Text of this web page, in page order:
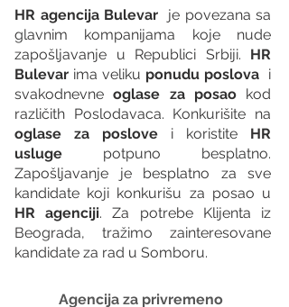
HR agencija Bulevar
  je povezana sa
glavnim kompanijama koje nude
zapošljavanje u Republici Srbiji. HR
Bulevar ima veliku ponudu poslova
  i
svakodnevne oglase za posao kod
oglase za poslove i koristite HR
usluge potpuno besplatno.
Zapošljavanje je besplatno za sve
HR agenciji. Za potrebe Klijenta iz
Beograda, tražimo zainteresovane
kandidate za rad u Somboru.
Agencija za privremeno